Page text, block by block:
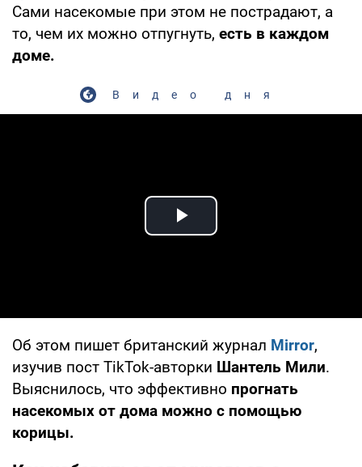
Сами насекомые при этом не пострадают, а
то, чем их можно отпугнуть, есть в каждом
доме.
Видео дня
Play Video
Об этом пишет британский журнал Mirror,
изучив пост TikTok-авторки Шантель Мили.
Выяснилось, что эффективно прогнать
насекомых от дома можно с помощью
корицы.